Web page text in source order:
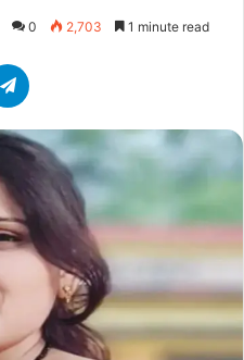
0 2,703 1 minute read